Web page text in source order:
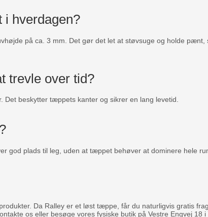
hverdagen?
på ca. 3 mm. Det gør det let at støvsuge og holde pænt,
trevle over tid?
beskytter tæppets kanter og sikrer en lang levetid.
god plads til leg, uden at tæppet behøver at dominere hele
Da Ralley er et løst tæppe, får du naturligvis gratis
os eller besøge vores fysiske butik på Vestre Engvej 18